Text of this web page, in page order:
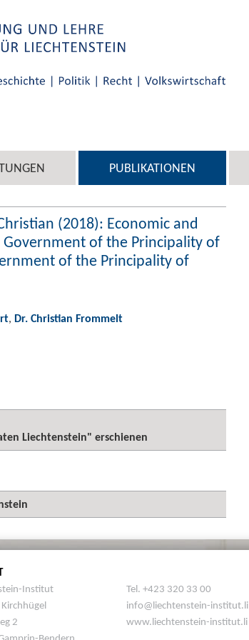
PUBLIKATIONEN
(2018): Economic and
of the Principality of
of the Principality of
, Dr. Christian Frommelt
Liechtenstein" erschienen
Institut
2
Tel. +423 320 33 00
info@liechtenstein-institut.li
www.liechtenstein-institut.li